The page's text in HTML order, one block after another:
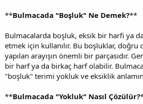
**Bulmacada "Boşluk" Ne Demek?**
Bulmacalarda boşluk, eksik bir harfi ya
etmek için kullanılır. Bu boşluklar, doğru
yapılan arayışın önemli bir parçasıdır.
bir harf ya da birkaç harf olabilir. Bulmaca
"boşluk" terimi yokluk ve eksiklik
**Bulmacada "Yokluk" Nasıl Çözülür?